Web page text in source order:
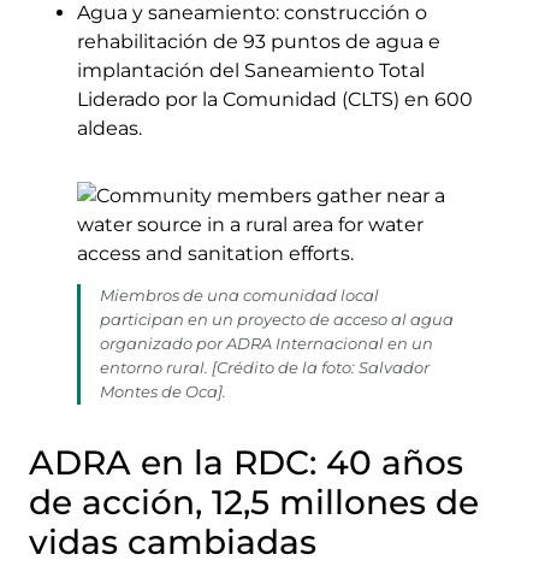
Agua y saneamiento: construcción o
rehabilitación de 93 puntos de agua e
implantación del Saneamiento Total
Liderado por la Comunidad (CLTS) en 600
aldeas.
Miembros de una comunidad local
participan en un proyecto de acceso al agua
organizado por ADRA Internacional en un
entorno rural. [Crédito de la foto: Salvador
Montes de Oca].
ADRA en la RDC: 40 años
de acción, 12,5 millones de
vidas cambiadas